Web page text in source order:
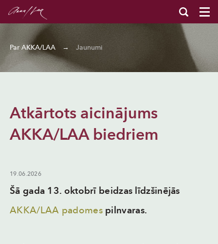
Par AKKA/LAA → Jaunumi
Atkārtots aicinājums
AKKA/LAA biedriem
19.06.2026
Šā gada 13. oktobrī beidzas līdzšinējās
AKKA/LAA padomespilnvaras.